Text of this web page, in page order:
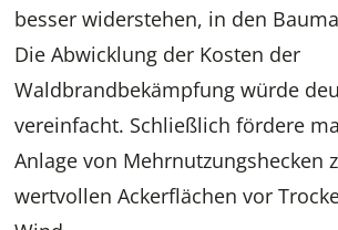
besser widerstehen, in den
Die Abwicklung der Kosten der
Waldbrandbekämpfung würde
vereinfacht. Schließlich fördere
Anlage von Mehrnutzungshecken
wertvollen Ackerflächen vor